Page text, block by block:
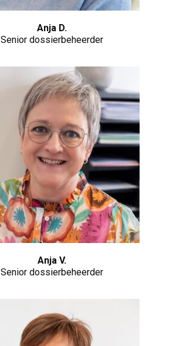
Anja D.
Senior dossierbeheerder
Anja V.
Senior dossierbeheerder